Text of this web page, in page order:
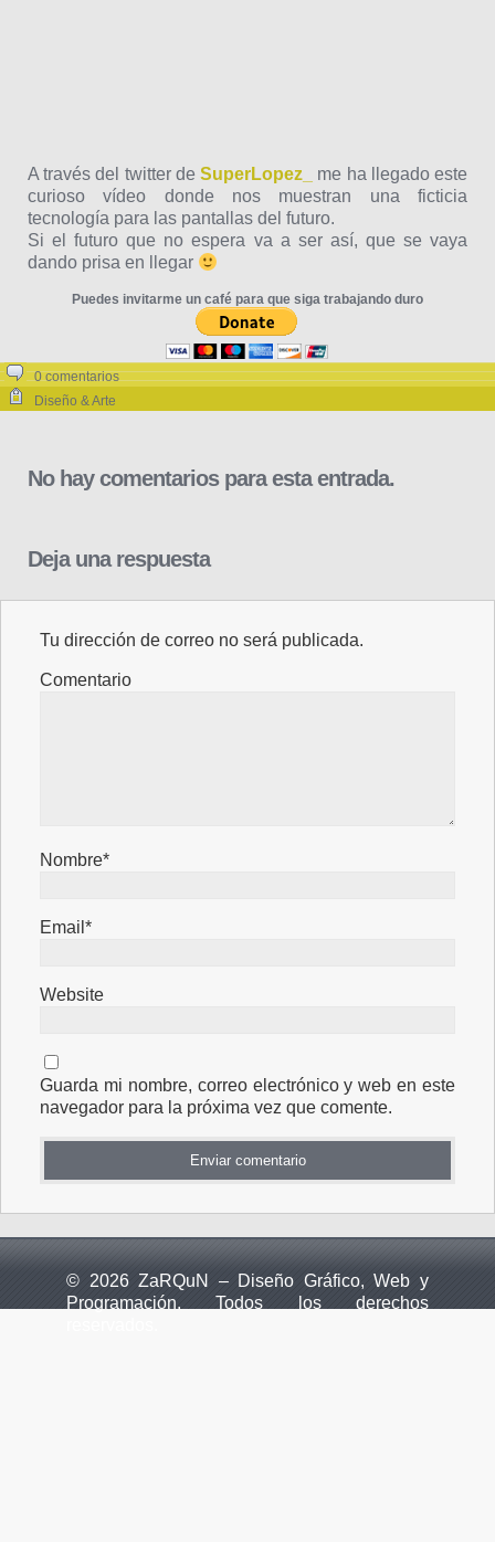
A través del twitter deSuperLopez_
me ha llegado este
curioso vídeo donde nos muestran una ficticia
tecnología para las pantallas del futuro.
Si el futuro que no espera va a ser así, que se vaya
dando prisa en llegar
Puedes invitarme un café para que siga trabajando duro
0 comentarios
Diseño & Arte
No hay comentarios para esta entrada.
Deja una respuesta
Tu dirección de correo no será publicada.
Comentario
Nombre*
Email*
Website
Guarda mi nombre, correo electrónico y web en este
navegador para la próxima vez que comente.
© 2026 ZaRQuN – Diseño Gráfico, Web y
Programación. Todos los derechos